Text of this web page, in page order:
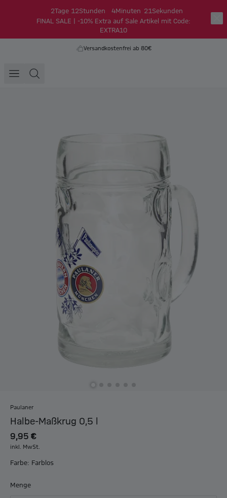
2Tage 12Stunden 4Minuten 21Sekunden
FINAL SALE | -10% Extra auf Sale Artikel mit Code:
EXTRA10
Versandkostenfrei ab 80€
Paulaner
Halbe-Maßkrug 0,5 l
9,95 €
inkl. MwSt.
Farbe: Farblos
Menge